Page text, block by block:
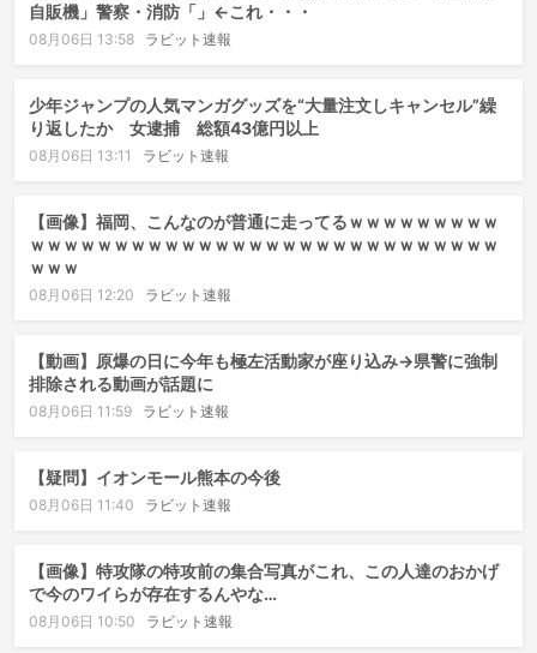
自販機」警察・消防「」←これ・・・
08月06日 13:58 ラビット速報
少年ジャンプの人気マンガグッズを“大量注文しキャンセル”繰
り返したか 女逮捕 総額43億円以上
08月06日 13:11 ラビット速報
【画像】福岡、こんなのが普通に走ってるｗｗｗｗｗｗｗｗｗ
ｗｗｗｗｗｗｗｗｗｗｗｗｗｗｗｗｗｗｗｗｗｗｗｗｗｗｗｗ
ｗｗｗ
08月06日 12:20 ラビット速報
【動画】原爆の日に今年も極左活動家が座り込み→県警に強制
排除される動画が話題に
08月06日 11:59 ラビット速報
【疑問】イオンモール熊本の今後
08月06日 11:40 ラビット速報
【画像】特攻隊の特攻前の集合写真がこれ、この人達のおかげ
で今のワイらが存在するんやな…
08月06日 10:50 ラビット速報